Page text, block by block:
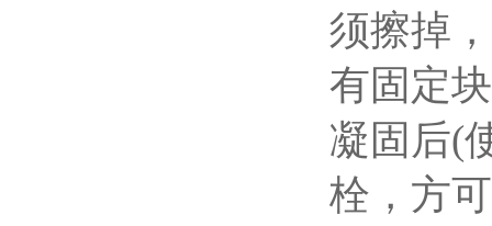
须擦掉
有固定
凝固后(
栓，方